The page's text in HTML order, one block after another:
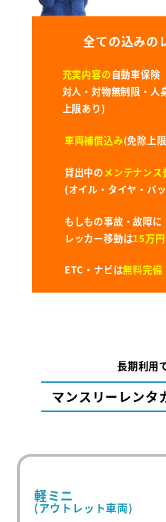
全ての込みの
充実内容の自動車保険
対人・対物無制限・
上限あり)
車両補償込み(免除上
貸出中の メンテナンス
(オイル・タイヤ・バ
もしもの事故・故障に
レッカー移動は15万
ETC・ナビは無料完備
長期利用
マンスリーレンタ
軽ミニ
(アウトレット車両)